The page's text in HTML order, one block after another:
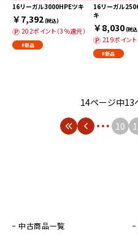
16リーガル3000HPEツキ
￥7,392(税込)
202ポイント（3％還元）
#新品
16リーガル
キ
￥8,030(税
219ポイント
#新品
14ページ中13
10
中古商品一覧